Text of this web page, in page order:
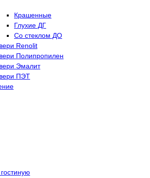
Крашенные
Глухие ДГ
Со стеклом ДО
Renolit
Полипропилен
Эмалит
ПЭТ